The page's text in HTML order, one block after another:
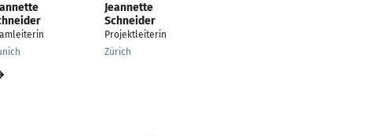
Jeannette
Schneider
Projektleiterin
Zürich